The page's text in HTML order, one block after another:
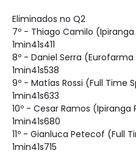
Eliminados no Q2
7º - Thiago Camilo
1min41s411
8º - Daniel Serra
1min41s538
9º - Matías Rossi (Full Time
1min41s633
10º - Cesar Ramos
1min41s680
11º - Gianluca Petecof (Full
1min41s715